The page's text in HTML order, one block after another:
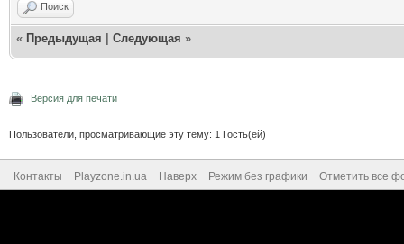
Поиск
« Предыдущая Следующая »
Версия для печати
Пользователи, просматривающие эту тему: 1 Гость(ей)
Контакты Playzone.in.ua Наверх Режим без графики Отметить все